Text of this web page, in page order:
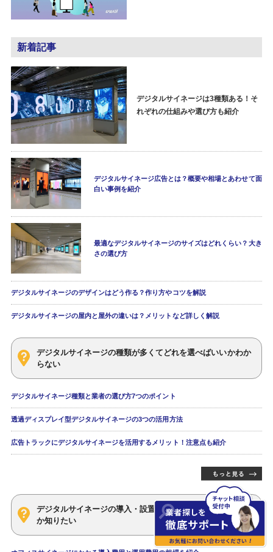
新着記事
デジタルサイネージは3種類ある！そ
れぞれの仕組みや選び方も紹介
デジタルサイネージ広告とは？概要や相場とあわせて面
白い事例を紹介
最適なデジタルサイネージのサイズはどれくらい？大き
さの選び方
デジタルサイネージのデザインはどう作る？作り方やコツを解説
デジタルサイネージの屋内と屋外の違いは？メリットなど詳しく解説
デジタルサイネージの種類が多くてどれを選べばいいかわか
らない
デジタルサイネージ種類と業者の選び方7つのポイント
透過ディスプレイ型デジタルサイネージの3つの活用方法
広告トラックにデジタルサイネージを活用するメリット！注意点も紹介
デジタルサイネージの導入・設置にどれくらい費用がかかる
か知りたい